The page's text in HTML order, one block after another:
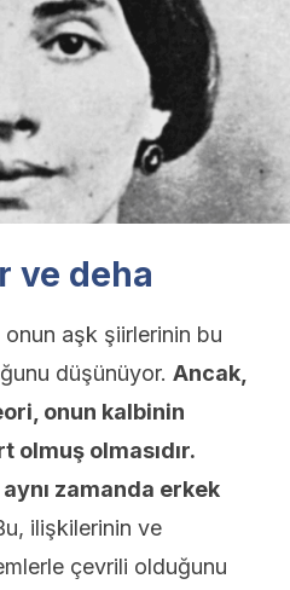
ve deha
aşk şiirlerinin bu
düşünüyor. Ancak,
onun kalbinin
olmuş olmasıdır.
zamanda erkek
ilişkilerinin ve
çevrili olduğunu